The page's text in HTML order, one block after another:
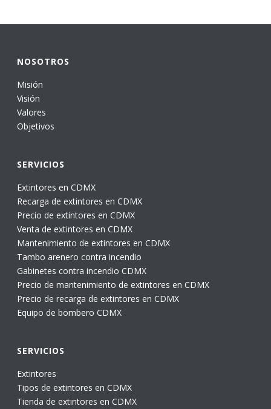
NOSOTROS
Misión
Visión
Valores
Objetivos
SERVICIOS
Extintores en CDMX
Recarga de extintores en CDMX
Precio de extintores en CDMX
Venta de extintores en CDMX
Mantenimiento de extintores en CDMX
Tambo arenero contra incendio
Gabinetes contra incendio CDMX
Precio de mantenimiento de extintores en CDMX
Precio de recarga de extintores en CDMX
Equipo de bombero CDMX
SERVICIOS
Extintores
Tipos de extintores en CDMX
Tienda de extintores en CDMX